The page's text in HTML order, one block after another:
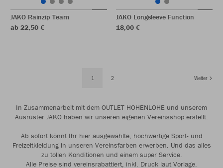
JAKO Rainzip Team
ab 22,50 €
JAKO Longsleeve Function
18,00 €
1 2 Weiter
In Zusammenarbeit mit dem OUTLET HOHENLOHE und unserem
Ausrüster JAKO haben wir unseren eigenen Vereinsshop erstellt.
Ab sofort könnt Ihr hier ausgewählte, hochwertige Sport- und
Freizeitkleidung in unseren Vereinsfarben erwerben. Und das alles
zu tollen Konditionen und einem super Service.
Alle Preise sind vereinsrabattiert, inkl. Druck laut Vorlage.